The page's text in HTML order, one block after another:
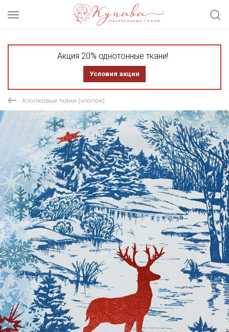
Акция 20% однотонные ткани!
Условия акции
Хлопковые ткани (хлопок)